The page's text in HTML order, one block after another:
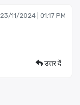
23/11/2024 | 01:17 PM
उत्तर दें